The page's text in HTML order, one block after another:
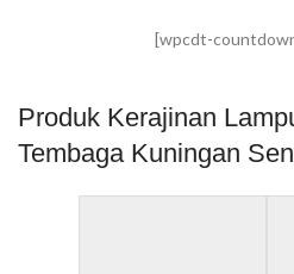
[wpcdt-
Produk Kerajinan
Tembaga Kuningan